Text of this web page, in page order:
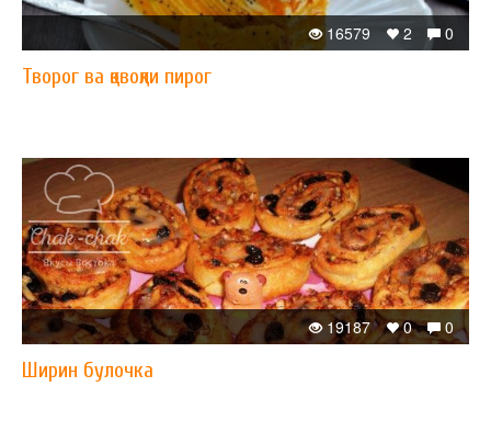
0
2
16579
Творог ва қовоқли пирог
0
0
19187
Ширин булочка